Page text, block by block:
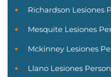
Richardson Lesiones
Mesquite Lesiones
Mckinney Lesiones
Llano Lesiones